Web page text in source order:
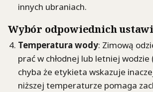
innych ubraniach.
Wybór odpowiednich
Temperatura wody: Zimową
prać w chłodnej lub letniej wodzie
chyba że etykieta wskazuje
niższej temperaturze pomaga